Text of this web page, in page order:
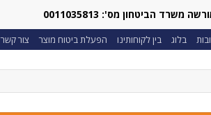
משרד הביטחון מס': 0011035813
בלוג בין לקוחותינו הפעלת ביטוח מוצר צור קשר